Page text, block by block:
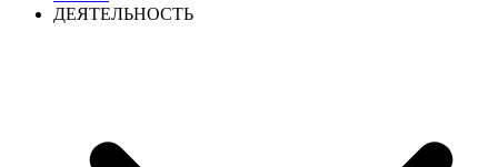
ДЕЯТЕЛЬНОСТЬ